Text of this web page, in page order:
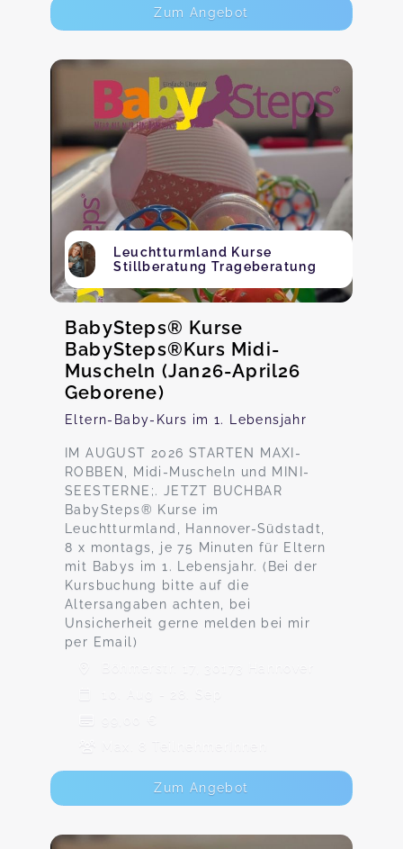
Zum Angebot
Leuchtturmland Kurse
Stillberatung Trageberatung
BabySteps® Kurse
BabySteps®Kurs Midi-
Muscheln (Jan26-April26
Geborene)
Eltern-Baby-Kurs im 1. Lebensjahr
IM AUGUST 2026 STARTEN MAXI-
ROBBEN, Midi-Muscheln und MINI-
SEESTERNE;. JETZT BUCHBAR
BabySteps® Kurse im
Leuchtturmland, Hannover-Südstadt,
8 x montags, je 75 Minuten für Eltern
mit Babys im 1. Lebensjahr. (Bei der
Kursbuchung bitte auf die
Altersangaben achten, bei
Unsicherheit gerne melden bei mir
per Email)
Böhmerstr. 17, 30173 Hannover
10. Aug - 28. Sep
99,00 €
Max. 8 TeilnehmerInnen
Zum Angebot